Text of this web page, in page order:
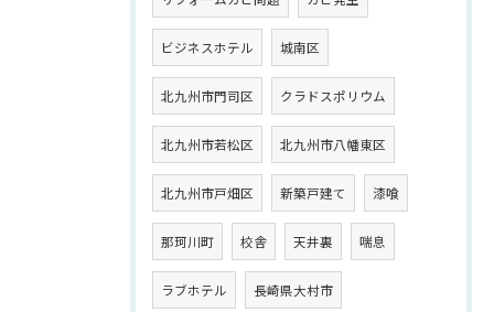
ビジネスホテル 城南区
北九州市門司区 クラドスポリウム
北九州市若松区 北九州市八幡東区
北九州市戸畑区 新築戸建て 漆喰
那珂川町 校舎 天井裏 喘息
ラブホテル 長崎県大村市